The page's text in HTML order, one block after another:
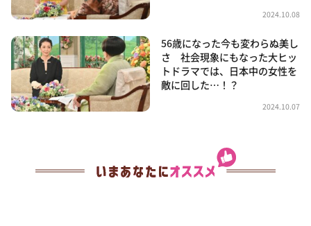
2024.10.08
56歳になった今も変わらぬ美し
さ 社会現象にもなった大ヒッ
トドラマでは、日本中の女性を
敵に回した…！？
2024.10.07